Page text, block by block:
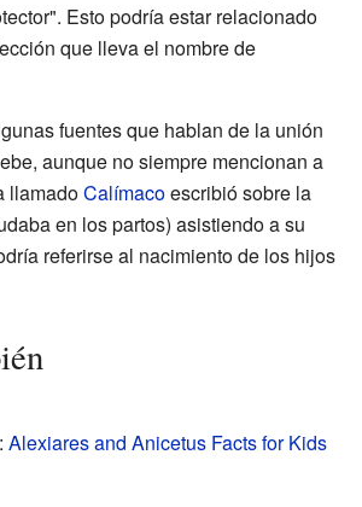
Esto podría estar relacionado
que lleva el nombre de
fuentes que hablan de la unión
aunque no siempre mencionan a
llamadoCalímacoescribió sobre la
en los partos) asistiendo a su
referirse al nacimiento de los hijos
Alexiares and Anicetus Facts for Kids